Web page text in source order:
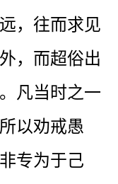
，往而求见
，而超俗出
凡当时之一
以劝戒愚
专为于己